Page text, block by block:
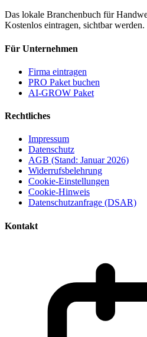
Das lokale Branchenbuch für
Kostenlos eintragen, sichtbar werden.
Für Unternehmen
Firma eintragen
PRO Paket buchen
AI-GROW Paket
Rechtliches
Impressum
Datenschutz
AGB (Stand: Januar 2026)
Widerrufsbelehrung
Cookie-Einstellungen
Cookie-Hinweis
Datenschutzanfrage (DSAR)
Kontakt